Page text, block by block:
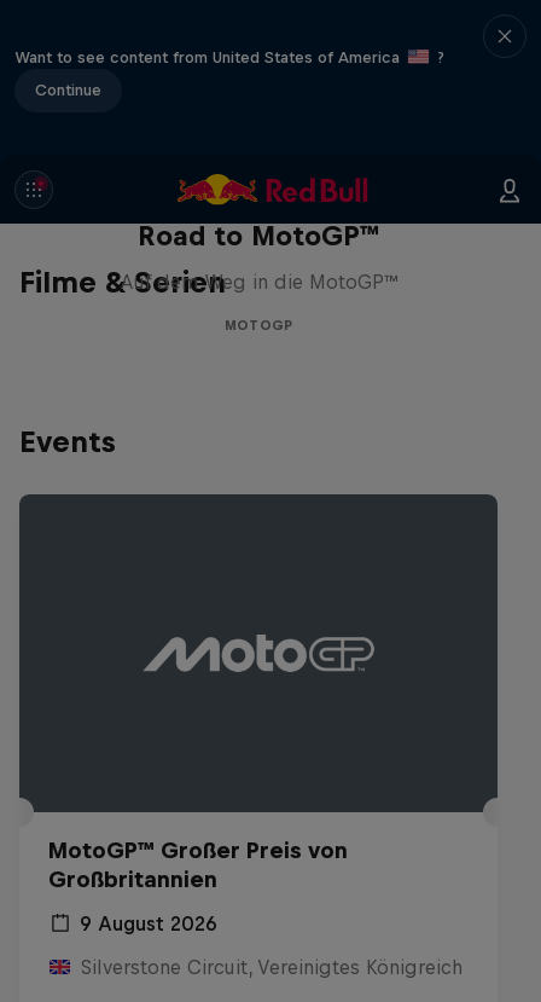
Want to see content from United States of America
?
Continue
Filme & Serien
Road to MotoGP™
Auf dem Weg in die MotoGP™
MOTOGP
Events
MotoGP™ Großer Preis von
Großbritannien
9 August 2026
Silverstone Circuit, Vereinigtes Königreich